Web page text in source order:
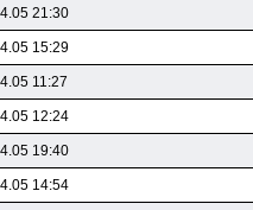
21:30
15:29
11:27
12:24
19:40
14:54